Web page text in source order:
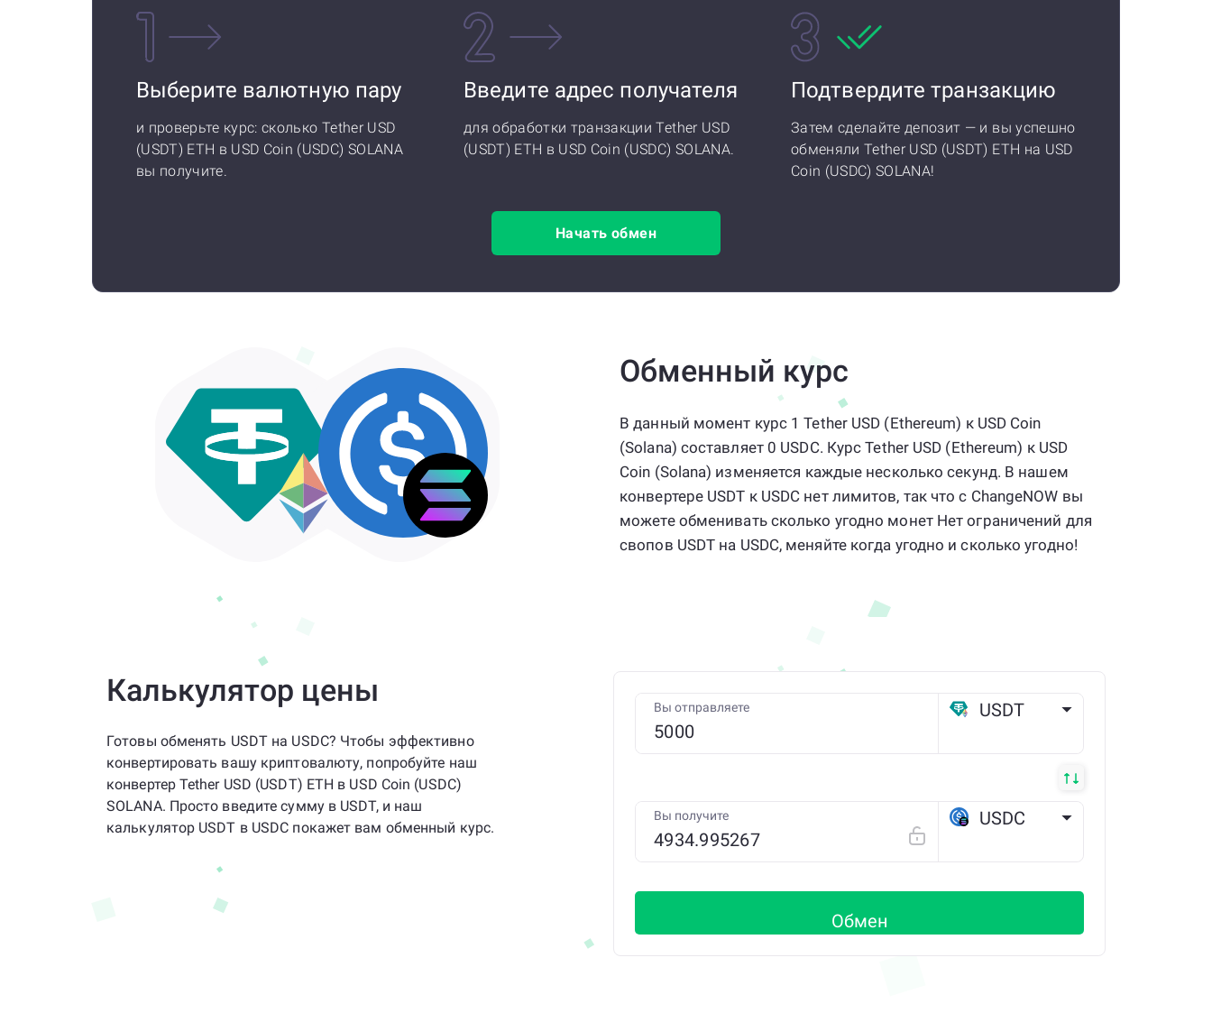
Выберите валютную пару
и проверьте курс: сколько Tether USD
(USDT) ETH в USD Coin (USDC) SOLANA
вы получите.
Введите адрес получателя
для обработки транзакции Tether USD
(USDT) ETH в USD Coin (USDC) SOLANA.
Подтвердите транзакцию
Затем сделайте депозит — и вы успешно
обменяли Tether USD (USDT) ETH на USD
Coin (USDC) SOLANA!
Начать обмен
Обменный курс
В данный момент курс 1 Tether USD (Ethereum) к USD Coin
(Solana) составляет 0 USDC. Курс Tether USD (Ethereum) к USD
Coin (Solana) изменяется каждые несколько секунд. В нашем
конвертере USDT к USDC нет лимитов, так что с ChangeNOW вы
можете обменивать сколько угодно монет Нет ограничений для
свопов USDT на USDC, меняйте когда угодно и сколько угодно!
Калькулятор цены
Готовы обменять USDT на USDC? Чтобы эффективно
конвертировать вашу криптовалюту, попробуйте наш
конвертер Tether USD (USDT) ETH в USD Coin (USDC)
SOLANA. Просто введите сумму в USDT, и наш
калькулятор USDT в USDC покажет вам обменный курс.
Вы отправляете USDT
Вы получите USDC
Обмен